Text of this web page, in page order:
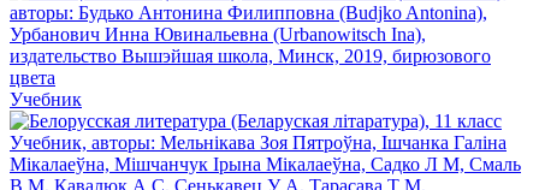
Учебник